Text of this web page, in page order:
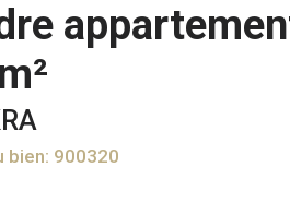
bien: 900320